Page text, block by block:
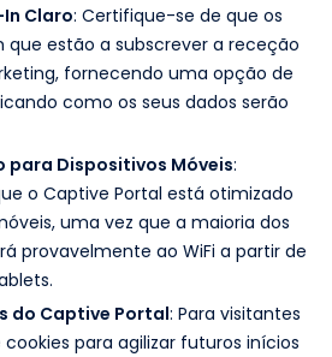
Claro: Certifique-se de que os
que estão a subscrever a receção
fornecendo uma opção de
como os seus dados serão
para Dispositivos Móveis:
o Captive Portal está otimizado
uma vez que a maioria dos
provavelmente ao WiFi a partir de
do Captive Portal: Para visitantes
para agilizar futuros inícios